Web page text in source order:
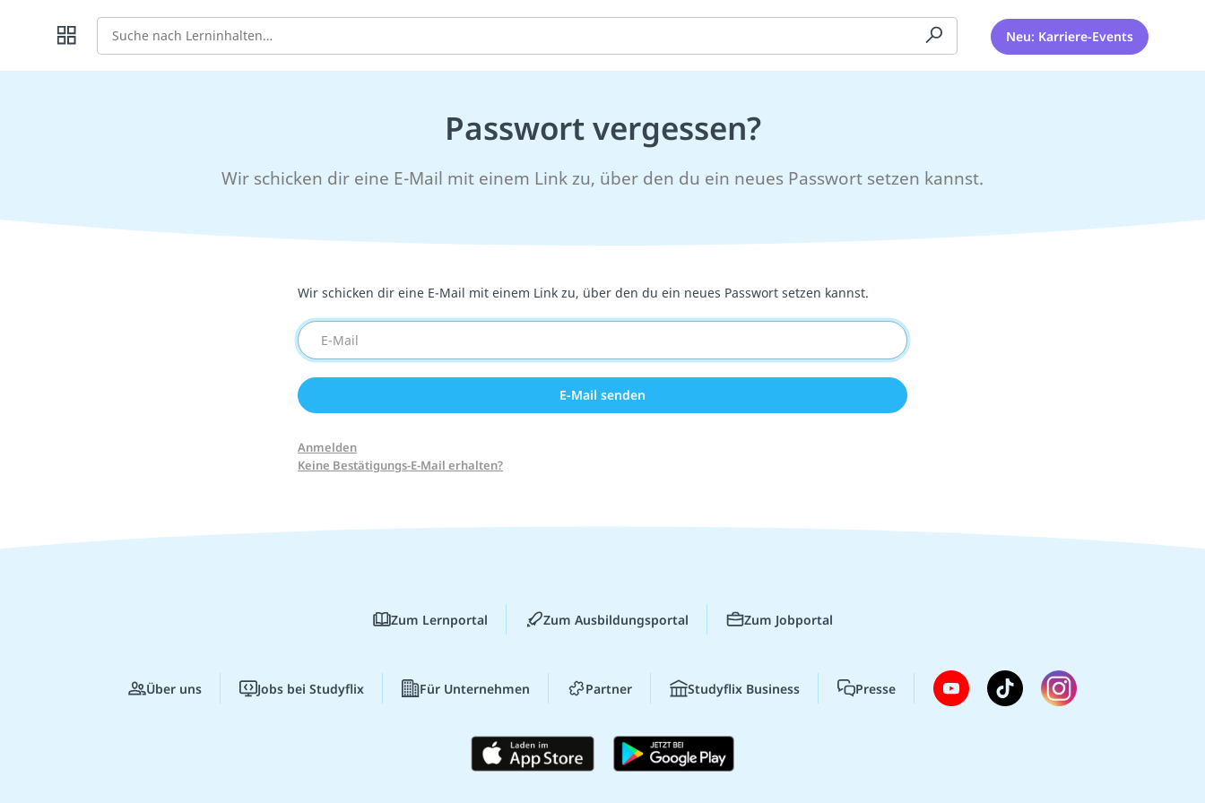
Suche Neu: Karriere-Events
Passwort vergessen?
Wir schicken dir eine E-Mail mit einem Link zu, über den du ein neues Passwort setzen kannst.
Wir schicken dir eine E-Mail mit einem Link zu, über den du ein neues Passwort setzen kannst.
E-Mail
E-Mail senden
Anmelden
Keine Bestätigungs-E-Mail erhalten?
Zum Lernportal Zum Ausbildungsportal Zum Jobportal
Über uns Jobs bei Studyflix Für Unternehmen Partner Studyflix Business Presse